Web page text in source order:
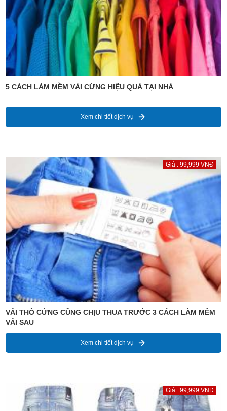
5 CÁCH LÀM MỀM VẢI CỨNG HIỆU QUẢ TẠI NHÀ
Xem chi tiết dịch vụ
Giá : 99,999 VNĐ
VẢI THÔ CỨNG CŨNG CHỊU THUA TRƯỚC 3 CÁCH LÀM MỀM
VẢI SAU
Xem chi tiết dịch vụ
Giá : 99,999 VNĐ